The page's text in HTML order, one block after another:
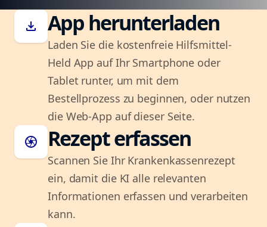
download App herunterladen
Laden Sie die kostenfreie Hilfsmittel-
Held App auf Ihr Smartphone oder
Tablet runter, um mit dem
Bestellprozess zu beginnen, oder nutzen
die Web-App auf dieser Seite.
camera Rezept erfassen
Scannen Sie Ihr Krankenkassenrezept
ein, damit die KI alle relevanten
Informationen erfassen und verarbeiten
kann.